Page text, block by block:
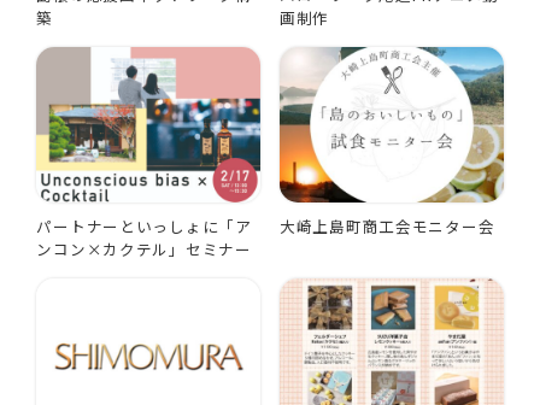
築
画制作
パートナーといっしょに「ア
ンコン×カクテル」セミナー
大崎上島町商工会モニター会